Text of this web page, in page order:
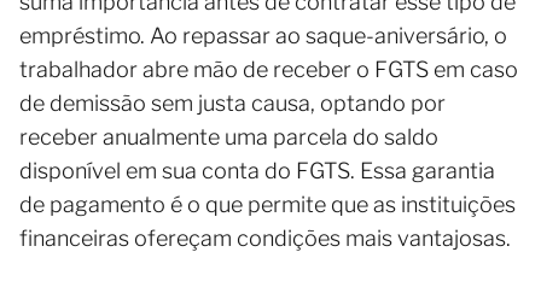
empréstimo. Ao repassar ao saque-aniversário, o
trabalhador abre mão de receber o FGTS em caso
de demissão sem justa causa, optando por
receber anualmente uma parcela do saldo
disponível em sua conta do FGTS. Essa garantia
de pagamento é o que permite que as instituições
financeiras ofereçam condições mais vantajosas.